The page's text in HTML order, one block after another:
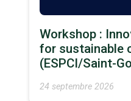
Workshop :
for sustainable
(ESPCI/Saint-
24 septembre 2026